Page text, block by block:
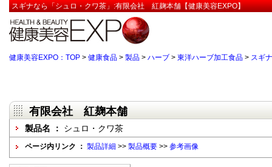
スギナなら「シュロ・クワ茶」:有限会社 紅麹本舗【健康美容EXPO】
健康美容EXPO：TOP > 健康食品 > 製品 > ハーブ > 東洋ハーブ加工食品 > スギナ
有限会社 紅麹本舗
製品名 ： シュロ・クワ茶
ページ内リンク ： 製品詳細 >> 製品概要 >> 参考画像